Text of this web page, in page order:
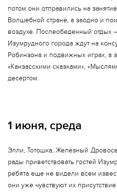
Еще 10
потом они отправились на
Волшебной стране, а заодно и
воздухе. Послеобеденный отдых
Изумрудного города ждут на
Робинзона и подвижных играх, а
«Канзасскими сказками»,
десертом.
1 июня, среда
Элли, Тотошка, Железный
рады приветствовать гостей
ребята еще не видели всем
они уже чувствуют их